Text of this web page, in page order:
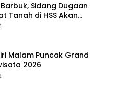
Sidang Dugaan
Tanah di HSS Akan
JPU
Malam Puncak Grand
2026